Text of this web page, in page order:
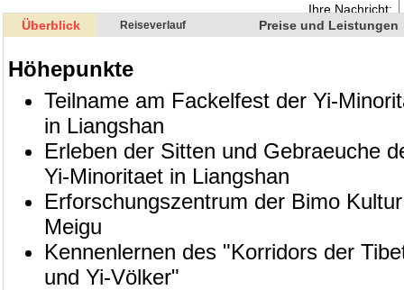
Überblick Reiseverlauf Preise und Leistungen
Höhepunkte
Teilname am Fackelfest der Yi-
in Liangshan
Erleben der Sitten und Gebraeuche
Yi-Minoritaet in Liangshan
Erforschungszentrum der Bimo
Meigu
Kennenlernen des "Korridors der
und Yi-Völker"